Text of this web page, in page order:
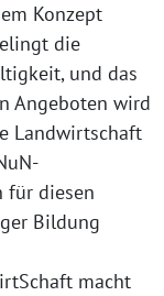
Konzept
die
und das
Angeboten wird
Landwirtschaft
für diesen
Bildung
macht